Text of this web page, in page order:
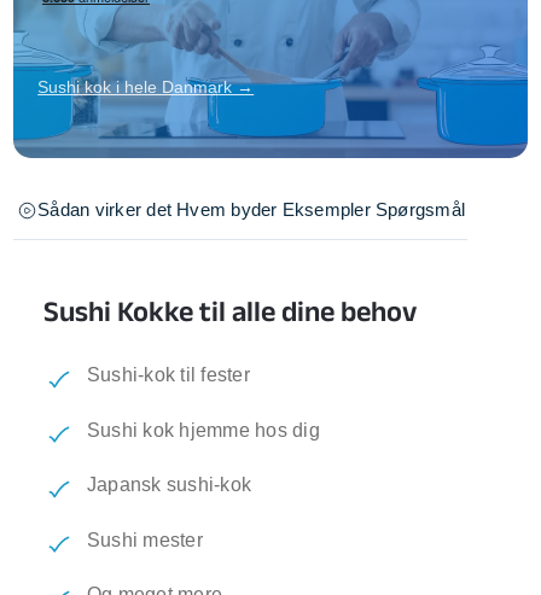
Sushi kok i hele Danmark →
Sådan virker det Hvem byder Eksempler Spørgsmål
Sushi Kokke til alle dine behov
Sushi-kok til fester
Sushi kok hjemme hos dig
Japansk sushi-kok
Sushi mester